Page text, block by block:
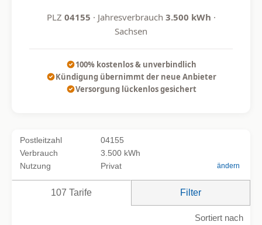
PLZ 04155 · Jahresverbrauch 3.500 kWh ·
Sachsen
100% kostenlos & unverbindlich
Kündigung übernimmt der neue Anbieter
Versorgung lückenlos gesichert